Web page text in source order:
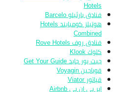
Hotels
فنادق بارثيلو Barcelo
هوتيلز كومبايند Hotels
Combined
فنادق روف Rove Hotels
كلوك Klook
جيت يور جايد Get Your Guide
فوياجين Voyagin
فياتور Viator
اير بي ان بي Airbnb